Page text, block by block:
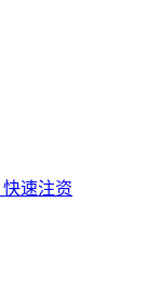
快速注资